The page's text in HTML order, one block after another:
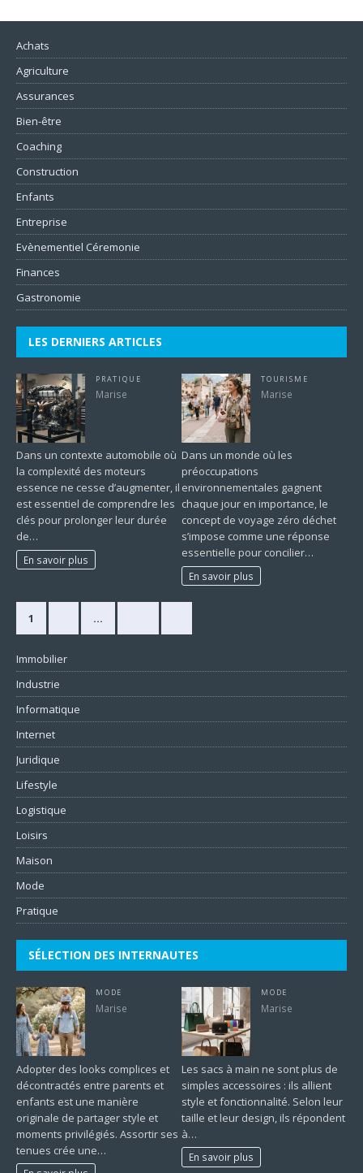
Achats
Agriculture
Assurances
Bien-être
Coaching
Construction
Enfants
Entreprise
Evènementiel Céremonie
Finances
Gastronomie
LES DERNIERS ARTICLES
PRATIQUE
Marise
Dans un contexte automobile où
la complexité des moteurs
essence ne cesse d’augmenter, il
est essentiel de comprendre les
clés pour prolonger leur durée
de…
En savoir plus
TOURISME
Marise
Dans un monde où les
préoccupations
environnementales gagnent
chaque jour en importance, le
concept de voyage zéro déchet
s’impose comme une réponse
essentielle pour concilier…
En savoir plus
1 …
Immobilier
Industrie
Informatique
Internet
Juridique
Lifestyle
Logistique
Loisirs
Maison
Mode
Pratique
SÉLECTION DES INTERNAUTES
MODE
Marise
Adopter des looks complices et
décontractés entre parents et
enfants est une manière
originale de partager style et
moments privilégiés. Assortir ses
tenues crée une…
MODE
Marise
Les sacs à main ne sont plus de
simples accessoires : ils allient
style et fonctionnalité. Selon leur
taille et leur design, ils répondent
à…
En savoir plus